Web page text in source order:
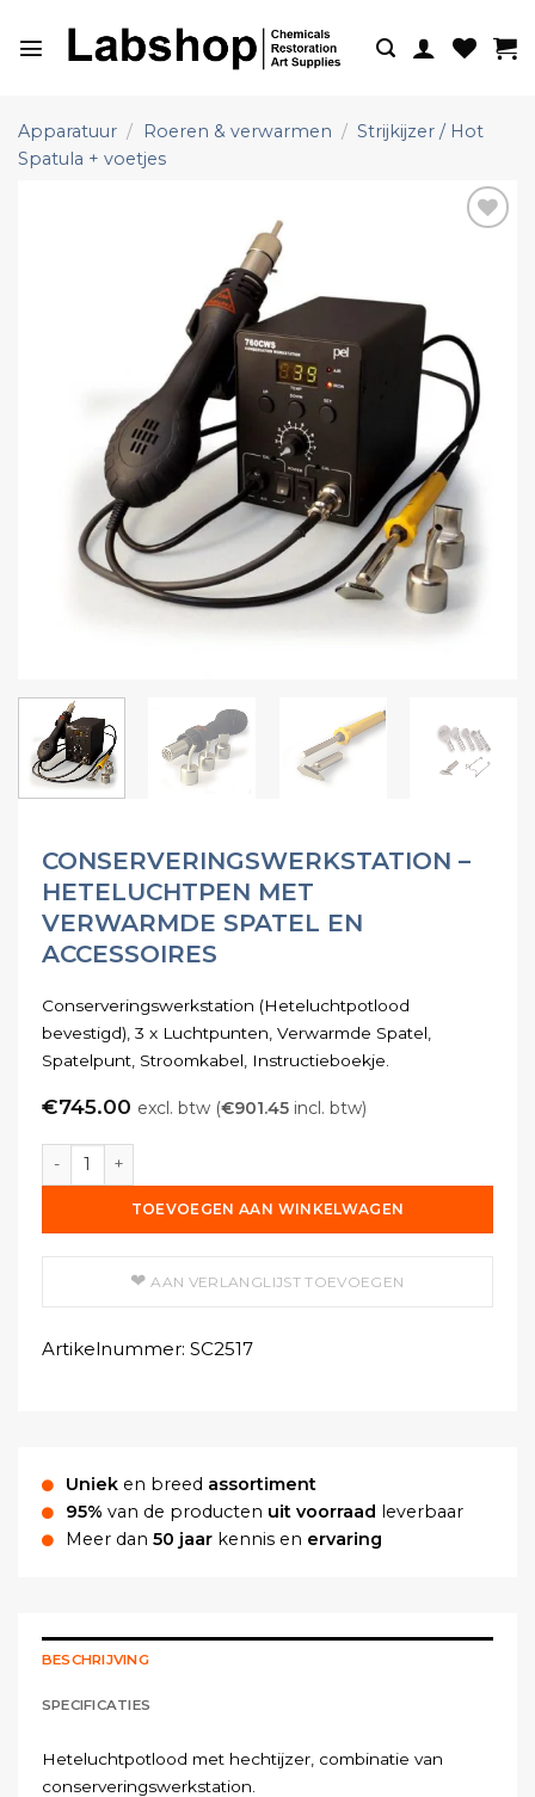
naar
Apparatuur / Roeren & verwarmen / Strijkijzer / Hot
Spatula + voetjes
CONSERVERINGSWERKSTATION –
HETELUCHTPEN MET
VERWARMDE SPATEL EN
ACCESSOIRES
Conserveringswerkstation (Heteluchtpotlood
bevestigd), 3 x Luchtpunten, Verwarmde Spatel,
Spatelpunt, Stroomkabel, Instructieboekje.
€745.00 excl. btw (€901.45 incl. btw)
Conserveringswerkstation - Heteluchtpen met
TOEVOEGEN AAN WINKELWAGEN
AAN VERLANGLIJST TOEVOEGEN
Artikelnummer: SC2517
Uniek en breed assortiment
95% van de producten uit voorraad
leverbaar
Meer dan 50 jaar kennis en ervaring
BESCHRIJVING
SPECIFICATIES
Heteluchtpotlood met hechtijzer, combinatie van
conserveringswerkstation.